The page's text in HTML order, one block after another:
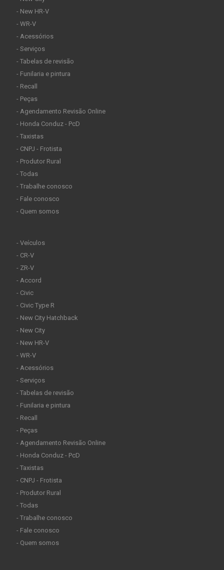
- New HR-V
- WR-V
- Acessórios
- Serviços
- Tabelas de revisão
- Funilaria e pintura
- Recall
- Peças
- Agendamento Revisão Online
- Honda Conduz - PcD
- Taxistas
- CNPJ - Frotista
- Produtor Rural
- Todas
- Trabalhe conosco
- Fale conosco
- Quem somos
- Veículos
- CR-V
- ZR-V
- Accord
- Civic
- Civic Type R
- New City Hatchback
- New City
- New HR-V
- WR-V
- Acessórios
- Serviços
- Tabelas de revisão
- Funilaria e pintura
- Recall
- Peças
- Agendamento Revisão Online
- Honda Conduz - PcD
- Taxistas
- CNPJ - Frotista
- Produtor Rural
- Todas
- Trabalhe conosco
- Fale conosco
- Quem somos